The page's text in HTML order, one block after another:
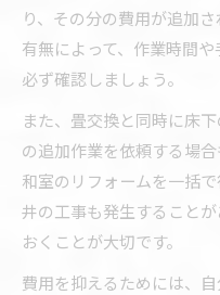
り、その分の費用が追加
有無によって、作業時間
必ず確認しましょう。
また、畳交換と同時に床
の追加作業を依頼する場
和室のリフォームを一括
井の工事も発生すること
おくことが大切です。
費用を抑えるためには、